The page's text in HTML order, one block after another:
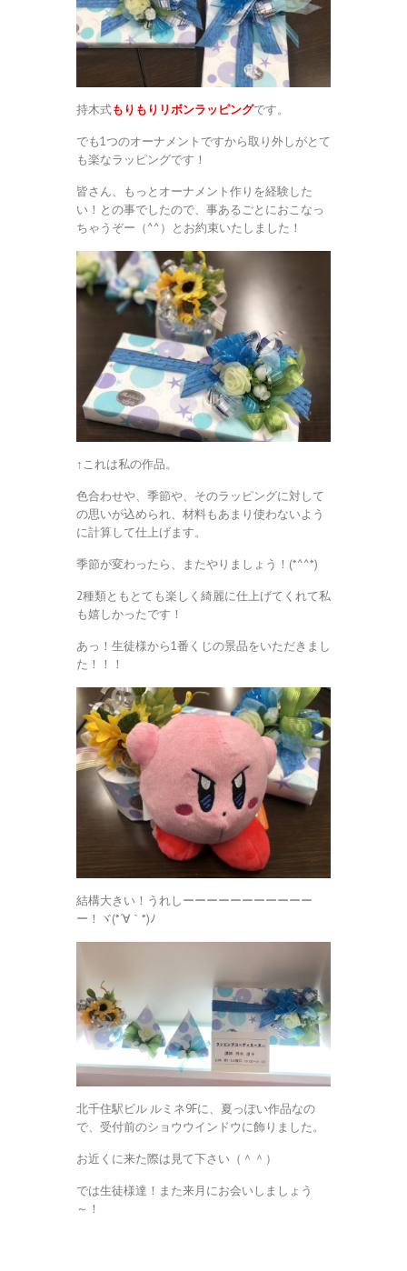
持木式もりもりリボンラッピングです。
でも1つのオーナメントですから取り外しがとて
も楽なラッピングです！
皆さん、もっとオーナメント作りを経験した
い！との事でしたので、事あるごとにおこなっ
ちゃうぞー（^^）とお約束いたしました！
↑これは私の作品。
色合わせや、季節や、そのラッピングに対して
の思いが込められ、材料もあまり使わないよう
に計算して仕上げます。
季節が変わったら、またやりましょう！(*^^*)
2種類ともとても楽しく綺麗に仕上げてくれて私
も嬉しかったです！
あっ！生徒様から1番くじの景品をいただきまし
た！！！
結構大きい！うれしーーーーーーーーーーー
ー！ヾ(*´∀｀*)ﾉ
北千住駅ビル ルミネ9Fに、夏っぽい作品なの
で、受付前のショウウインドウに飾りました。
お近くに来た際は見て下さい（＾＾）
では生徒様達！また来月にお会いしましょう
～！